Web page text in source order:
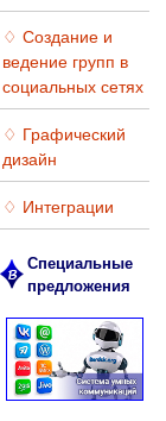
♢ Создание и
ведение групп в
социальных сетях
♢ Графический
дизайн
♢ Интеграции
Специальные
предложения